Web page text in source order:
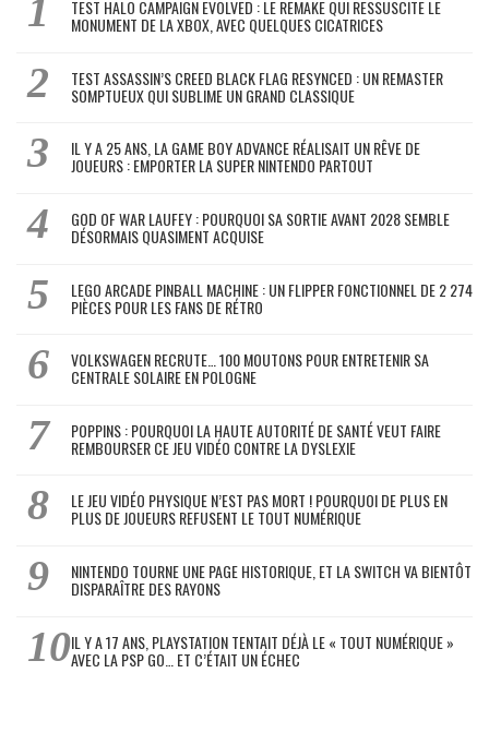
TEST HALO CAMPAIGN EVOLVED : LE REMAKE QUI RESSUSCITE LE
MONUMENT DE LA XBOX, AVEC QUELQUES CICATRICES
TEST ASSASSIN’S CREED BLACK FLAG RESYNCED : UN REMASTER
SOMPTUEUX QUI SUBLIME UN GRAND CLASSIQUE
IL Y A 25 ANS, LA GAME BOY ADVANCE RÉALISAIT UN RÊVE DE
JOUEURS : EMPORTER LA SUPER NINTENDO PARTOUT
GOD OF WAR LAUFEY : POURQUOI SA SORTIE AVANT 2028 SEMBLE
DÉSORMAIS QUASIMENT ACQUISE
LEGO ARCADE PINBALL MACHINE : UN FLIPPER FONCTIONNEL DE 2 274
PIÈCES POUR LES FANS DE RÉTRO
VOLKSWAGEN RECRUTE… 100 MOUTONS POUR ENTRETENIR SA
CENTRALE SOLAIRE EN POLOGNE
POPPINS : POURQUOI LA HAUTE AUTORITÉ DE SANTÉ VEUT FAIRE
REMBOURSER CE JEU VIDÉO CONTRE LA DYSLEXIE
LE JEU VIDÉO PHYSIQUE N’EST PAS MORT ! POURQUOI DE PLUS EN
PLUS DE JOUEURS REFUSENT LE TOUT NUMÉRIQUE
NINTENDO TOURNE UNE PAGE HISTORIQUE, ET LA SWITCH VA BIENTÔT
DISPARAÎTRE DES RAYONS
IL Y A 17 ANS, PLAYSTATION TENTAIT DÉJÀ LE « TOUT NUMÉRIQUE »
AVEC LA PSP GO… ET C’ÉTAIT UN ÉCHEC